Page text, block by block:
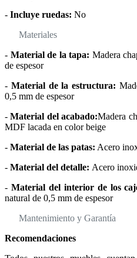
- Incluye ruedas: No
Materiales
- Material de la tapa: Madera
de espesor
- Material de la estructura:
0,5 mm de espesor
- Material del acabado:Madera
MDF lacada en color beige
- Material de las patas: Acero
- Material del detalle: Acero
- Material del interior de los
natural de 0,5 mm de espesor
Mantenimiento y Garantía
Recomendaciones